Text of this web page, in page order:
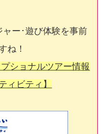
ャー･遊び体験を事前
ね！
ショナルツアー情報
ィビティ】